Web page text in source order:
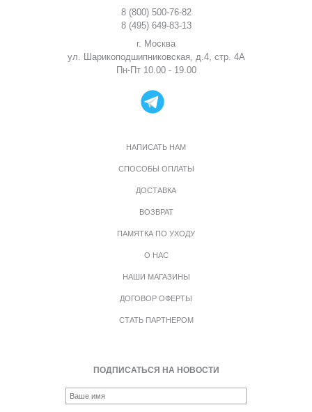
8 (800) 500-76-82
8 (495) 649-83-13
г. Москва
ул. Шарикоподшипниковская, д.4, стр. 4А
Пн-Пт 10.00 - 19.00
НАПИСАТЬ НАМ
СПОСОБЫ ОПЛАТЫ
ДОСТАВКА
ВОЗВРАТ
ПАМЯТКА ПО УХОДУ
О НАС
НАШИ МАГАЗИНЫ
ДОГОВОР ОФЕРТЫ
СТАТЬ ПАРТНЕРОМ
ПОДПИСАТЬСЯ НА НОВОСТИ